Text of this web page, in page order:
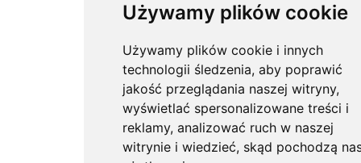
Używamy plików cookie
Używamy plików cookie i innych
technologii śledzenia, aby poprawić
jakość przeglądania naszej witryny,
wyświetlać spersonalizowane treści i
reklamy, analizować ruch w naszej
witrynie i wiedzieć, skąd pochodzą